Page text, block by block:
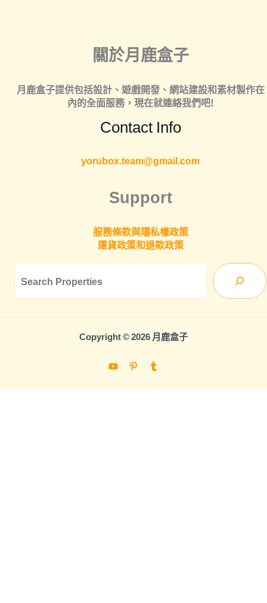
關於月鹿盒子
月鹿盒子提供包括設計、 遊戲開發、 網站建設和素材製作在
內的全面服務，現在就連絡我們吧!
Contact Info
yorubox.team@gmail.com
Support
服務條款與隱私權政策
運貨政策和退款政策
Copyright © 2026 月鹿盒子